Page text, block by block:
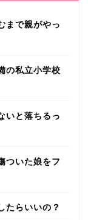
まで親がやっ
の私立小学校
いと落ちるっ
ついた娘をフ
たらいいの？